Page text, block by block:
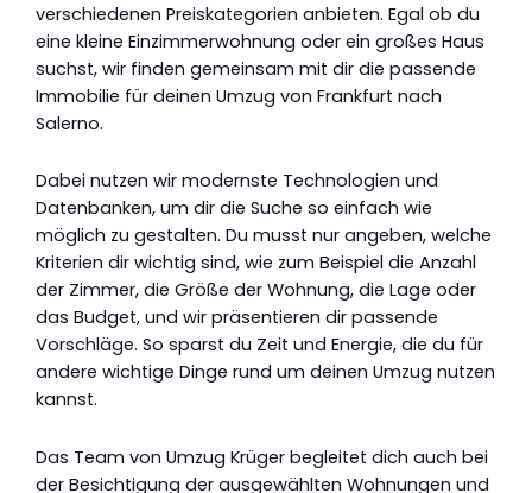
verschiedenen Preiskategorien anbieten. Egal ob du
eine kleine Einzimmerwohnung oder ein großes Haus
suchst, wir finden gemeinsam mit dir die passende
Immobilie für deinen Umzug von Frankfurt nach
Salerno.
Dabei nutzen wir modernste Technologien und
Datenbanken, um dir die Suche so einfach wie
möglich zu gestalten. Du musst nur angeben, welche
Kriterien dir wichtig sind, wie zum Beispiel die Anzahl
der Zimmer, die Größe der Wohnung, die Lage oder
das Budget, und wir präsentieren dir passende
Vorschläge. So sparst du Zeit und Energie, die du für
andere wichtige Dinge rund um deinen Umzug nutzen
kannst.
Das Team von Umzug Krüger begleitet dich auch bei
der Besichtigung der ausgewählten Wohnungen und